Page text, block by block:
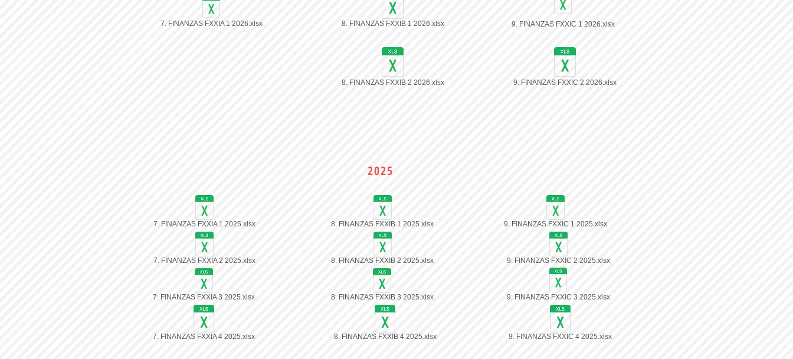
7. FINANZAS FXXIA 1 2026.xlsx 8. FINANZAS FXXIB 1 2026.xlsx
8. FINANZAS FXXIB 2 2026.xlsx
9. FINANZAS FXXIC 1 2026.xlsx
9. FINANZAS FXXIC 2 2026.xlsx
2025
7. FINANZAS FXXIA 1 2025.xlsx
7. FINANZAS FXXIA 2 2025.xlsx
7. FINANZAS FXXIA 3 2025.xlsx
7. FINANZAS FXXIA 4 2025.xlsx
8. FINANZAS FXXIB 1 2025.xlsx
8. FINANZAS FXXIB 2 2025.xlsx
8. FINANZAS FXXIB 3 2025.xlsx
8. FINANZAS FXXIB 4 2025.xlsx
9. FINANZAS FXXIC 1 2025.xlsx
9. FINANZAS FXXIC 2 2025.xlsx
9. FINANZAS FXXIC 3 2025.xlsx
9. FINANZAS FXXIC 4 2025.xlsx